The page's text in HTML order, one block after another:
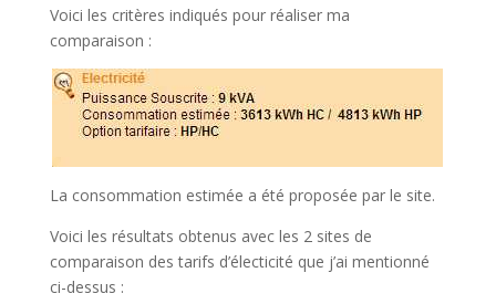
Voici les critères indiqués pour réaliser ma
comparaison :
La consommation estimée a été proposée par le site.
Voici les résultats obtenus avec les 2 sites de
comparaison des tarifs d’électicité que j’ai mentionné
ci-dessus :